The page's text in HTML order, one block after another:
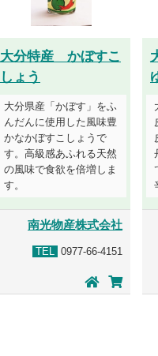
大分特産 かぼすこ
しょう
大分県産「かぼす」をふ
んだんに使用した風味豊
かなかぼすこしょうで
す。高級感あふれる天然
の風味で食欲を倍増しま
す。
南光物産株式会社
TEL 0977-66-4151